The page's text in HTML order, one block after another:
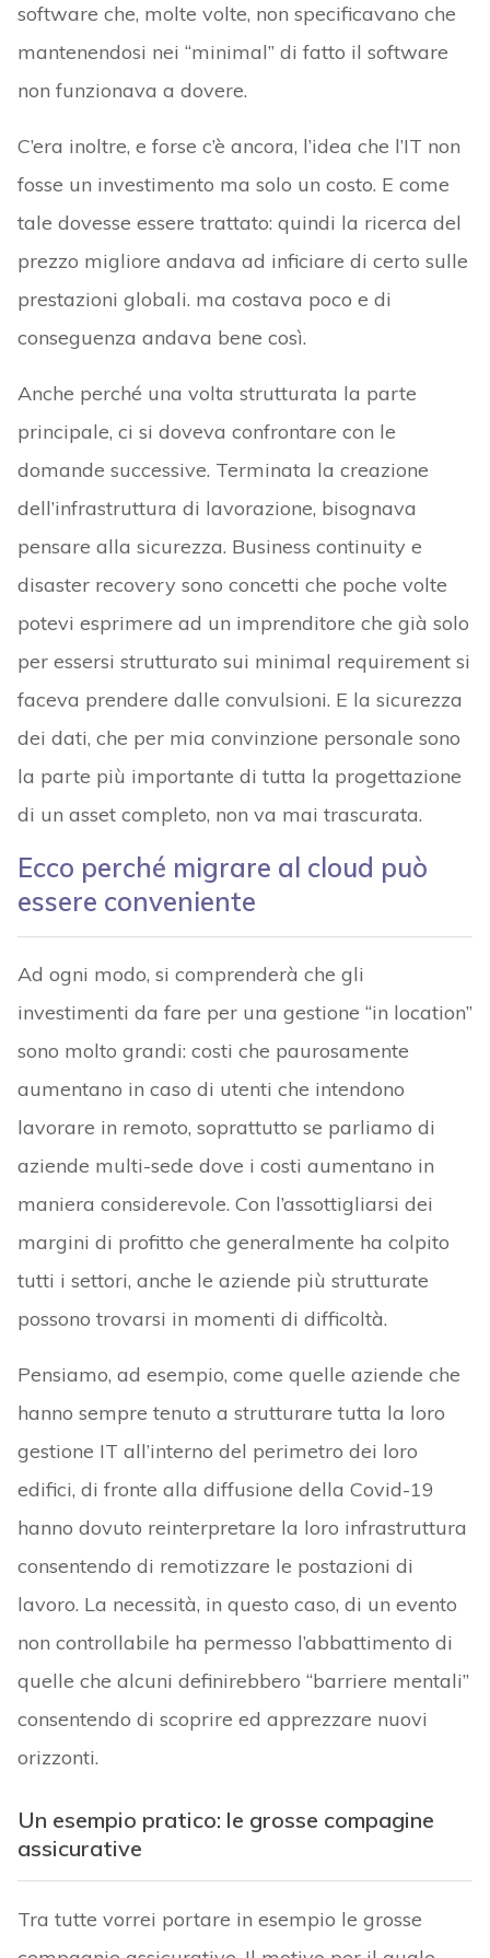
software che, molte volte, non specificavano che
mantenendosi nei “minimal” di fatto il software
non funzionava a dovere.
C’era inoltre, e forse c’è ancora, l’idea che l’IT non
fosse un investimento ma solo un costo. E come
tale dovesse essere trattato: quindi la ricerca del
prezzo migliore andava ad inficiare di certo sulle
prestazioni globali. ma costava poco e di
conseguenza andava bene così.
Anche perché una volta strutturata la parte
principale, ci si doveva confrontare con le
domande successive. Terminata la creazione
dell’infrastruttura di lavorazione, bisognava
pensare alla sicurezza. Business continuity e
disaster recovery sono concetti che poche volte
potevi esprimere ad un imprenditore che già solo
per essersi strutturato sui minimal requirement si
faceva prendere dalle convulsioni. E la sicurezza
dei dati, che per mia convinzione personale sono
la parte più importante di tutta la progettazione
di un asset completo, non va mai trascurata.
Ecco perché migrare al cloud può
essere conveniente
Ad ogni modo, si comprenderà che gli
investimenti da fare per una gestione “in location”
sono molto grandi: costi che paurosamente
aumentano in caso di utenti che intendono
lavorare in remoto, soprattutto se parliamo di
aziende multi-sede dove i costi aumentano in
maniera considerevole. Con l’assottigliarsi dei
margini di profitto che generalmente ha colpito
tutti i settori, anche le aziende più strutturate
possono trovarsi in momenti di difficoltà.
Pensiamo, ad esempio, come quelle aziende che
hanno sempre tenuto a strutturare tutta la loro
gestione IT all’interno del perimetro dei loro
edifici, di fronte alla diffusione della Covid-19
hanno dovuto reinterpretare la loro infrastruttura
consentendo di remotizzare le postazioni di
lavoro. La necessità, in questo caso, di un evento
non controllabile ha permesso l’abbattimento di
quelle che alcuni definirebbero “barriere mentali”
consentendo di scoprire ed apprezzare nuovi
orizzonti.
Un esempio pratico: le grosse compagine
assicurative
Tra tutte vorrei portare in esempio le grosse